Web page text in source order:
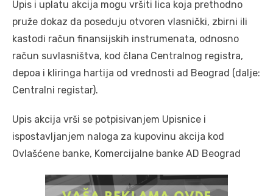
Upis i uplatu akcija mogu vršiti lica koja prethodno
pruže dokaz da poseduju otvoren vlasnički, zbirni ili
kastodi račun finansijskih instrumenata, odnosno
račun suvlasništva, kod člana Centralnog registra,
depoa i kliringa hartija od vrednosti ad Beograd (dalje:
Centralni registar).
Upis akcija vrši se potpisivanjem Upisnice i
ispostavljanjem naloga za kupovinu akcija kod
Ovlašćene banke, Komercijalne banke AD Beograd